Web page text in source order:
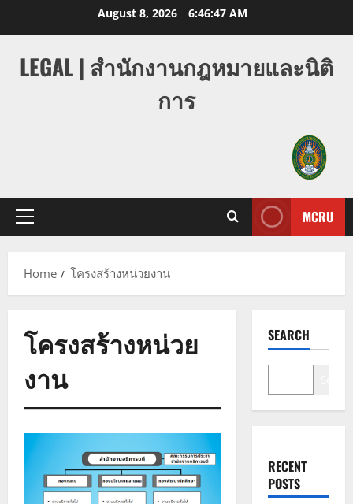
August 8, 2026 6:46:48 AM
LEGAL | สำนักงานกฎหมายและนิติ
การ
Primary
MCRU
Home โครงสร้างหน่วยงาน
โครงสร้างหน่วย
งาน
SEARCH
RECENT
POSTS